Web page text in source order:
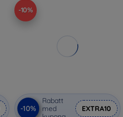
-10%
-10%
Rabatt
med
EXTRA10